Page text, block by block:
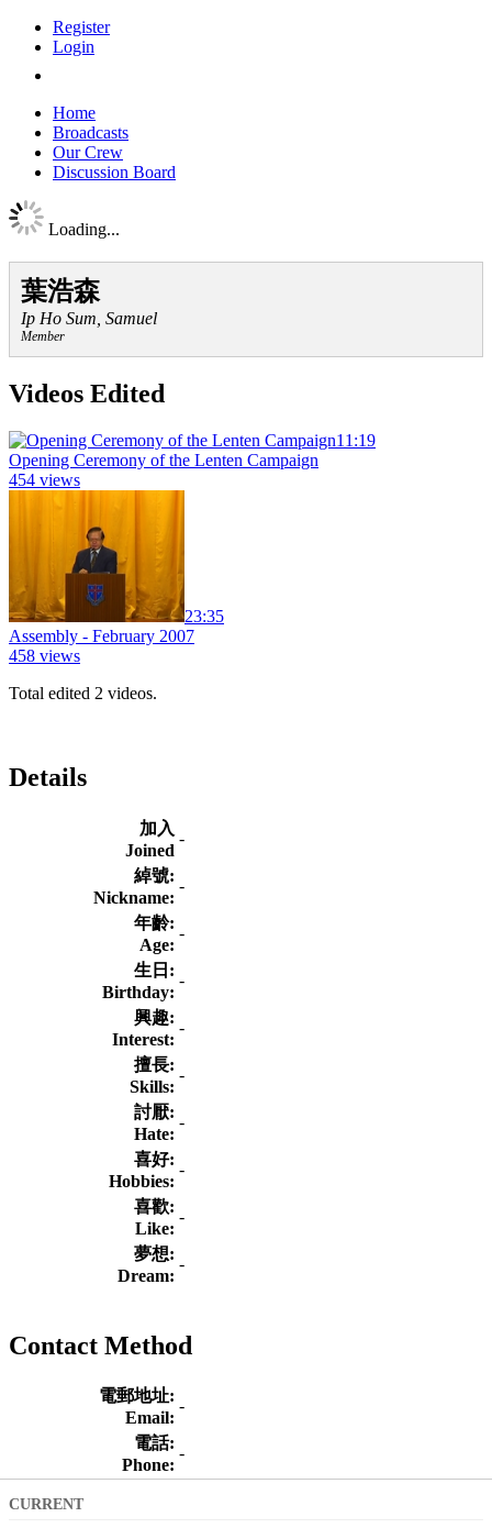
Register
Login
Home
Broadcasts
Our Crew
Discussion Board
Loading...
葉浩森
Ip Ho Sum, Samuel
Member
Videos Edited
11:19
Opening Ceremony of the Lenten Campaign
454 views
23:35
Assembly - February 2007
458 views
Total edited 2 videos.
Details
加入
Joined
-
綽號:
Nickname:
-
年齡:
Age:
-
生日:
Birthday:
-
興趣:
Interest:
-
擅長:
Skills:
-
討厭:
Hate:
-
喜好:
Hobbies:
-
喜歡:
Like:
-
夢想:
Dream:
-
Contact Method
電郵地址:
Email:
-
電話:
Phone:
-
CURRENT